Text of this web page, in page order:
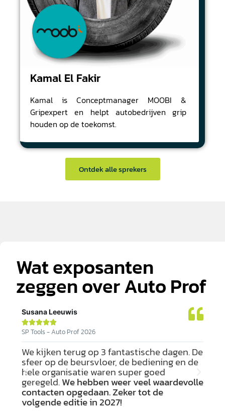
Kamal El Fakir
Kamal is Conceptmanager MOOBI &
Gripexpert en helpt autobedrijven grip
houden op de toekomst.
Ontdek alle sprekers
Wat exposanten
zeggen over Auto Prof
Susana Leeuwis

SP Tools - Auto Prof 2026
We kijken terug op 3 fantastische dagen. De
sfeer op de beursvloer, de bediening en de
hele organisatie waren super goed
geregeld.We hebben weer veel waardevolle
contacten opgedaan. Zeker tot de
volgende editie in 2027!